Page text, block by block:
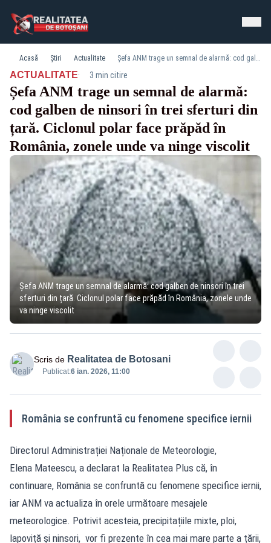
Acasă Știri Actualitate Șefa ANM trage un semnal de alarmă: cod galben de ninsori în trei sferturi din țară. Ciclonul polar face prăpăd în România, zonele unde va ninge viscolit
ACTUALITATE· 3 min citire
Șefa ANM trage un semnal de alarmă:
cod galben de ninsori în trei sferturi din
țară. Ciclonul polar face prăpăd în
România, zonele unde va ninge viscolit
Șefa ANM trage un semnal de alarmă: cod galben de ninsori în trei
sferturi din țară. Ciclonul polar face prăpăd în România, zonele unde
va ninge viscolit
Scris de Realitatea de Botosani
Publicat:6 ian. 2026, 11:00
România se confruntă cu fenomene specifice iernii
Directorul Administrației Naționale de Meteorologie,
Elena Mateescu, a declarat la Realitatea Plus că, în
continuare, România se confruntă cu fenomene specifice iernii,
iar ANM va actualiza în orele următoare mesajele
meteorologice. Potrivit acesteia, precipitațiile mixte, ploi,
lapoviță și ninsori, vor fi prezente în cea mai mare parte a țării,